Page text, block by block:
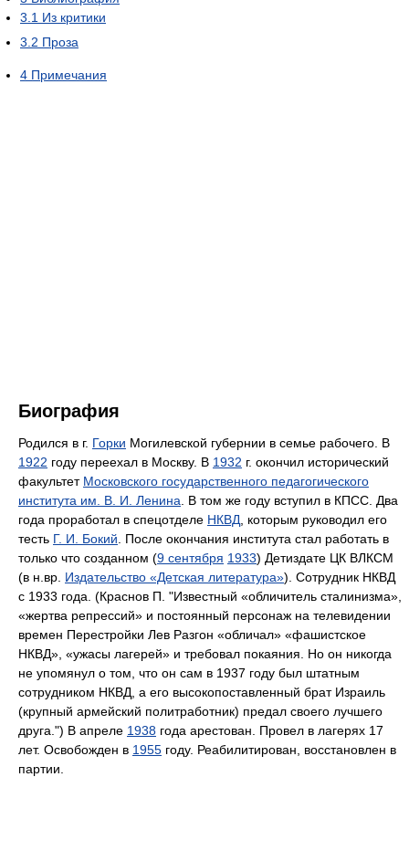
3.1 Из критики
3.2 Проза
4 Примечания
Биография
Родился в г. Горки Могилевской губернии в семье рабочего. В
1922 году переехал в Москву. В 1932 г. окончил исторический
факультет Московского государственного педагогического
института им. В. И. Ленина . В том же году вступил в КПСС. Два
года проработал в спецотделе НКВД , которым руководил его
тесть Г. И. Бокий . После окончания института стал работать в
только что созданном (9 сентября 1933) Детиздате ЦК ВЛКСМ
(в н.вр. Издательство «Детская литература»). Сотрудник НКВД
с 1933 года. (Краснов П. "Известный «обличитель сталинизма»,
«жертва репрессий» и постоянный персонаж на телевидении
времен Перестройки Лев Разгон «обличал» «фашистское
НКВД», «ужасы лагерей» и требовал покаяния. Но он никогда
не упомянул о том, что он сам в 1937 году был штатным
сотрудником НКВД, а его высокопоставленный брат Израиль
(крупный армейский политработник) предал своего лучшего
друга.") В апреле 1938 года арестован. Провел в лагерях 17
лет. Освобожден в 1955 году. Реабилитирован, восстановлен в
партии.